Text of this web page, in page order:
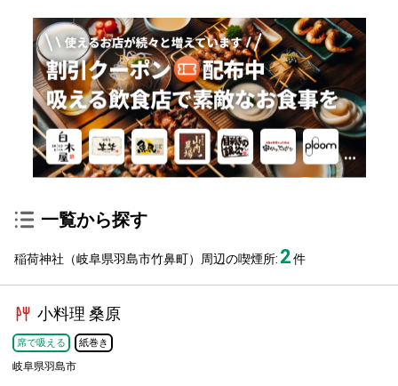
一覧から探す
稲荷神社（岐阜県羽島市竹鼻町）周辺の喫煙所: 2件
小料理 桑原
席で吸える 紙巻き
岐阜県羽島市